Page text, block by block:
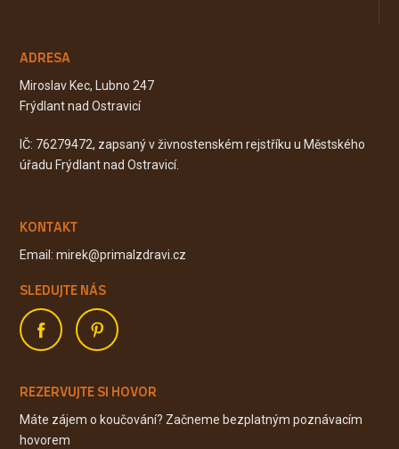
ADRESA
Miroslav Kec, Lubno 247
Frýdlant nad Ostravicí
IČ: 76279472, zapsaný v živnostenském rejstříku u Městského
úřadu Frýdlant nad Ostravicí.
KONTAKT
Email: mirek@primalzdravi.cz
SLEDUJTE NÁS
REZERVUJTE SI HOVOR
Máte zájem o koučování? Začneme bezplatným poznávacím
hovorem